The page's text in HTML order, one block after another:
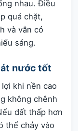
nhau. Điều
quá chặt,
và vẫn có
sáng.
nước tốt
khi nền cao
không chênh
đất thấp hơn
thể chảy vào